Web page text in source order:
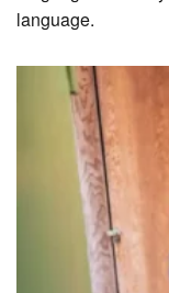
language.